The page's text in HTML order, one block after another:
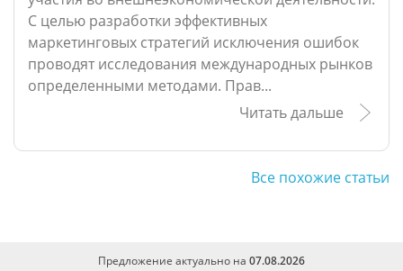
С целью разработки эффективных
маркетинговых стратегий исключения ошибок
проводят исследования международных рынков
определенными методами. Прав...
Читать дальше
Все похожие статьи
Предложение актуально на 07.08.2026